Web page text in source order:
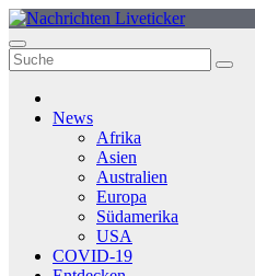
Zum
Inhalt
springen
News
Afrika
Asien
Australien
Europa
Südamerika
USA
COVID-19